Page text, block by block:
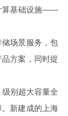
算基础设施——
场景服务，包
方案，同时提
别超大容量全
新建成的上海